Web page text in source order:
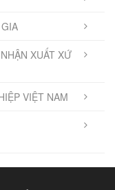
XUẤT XỨ
VIỆT NAM